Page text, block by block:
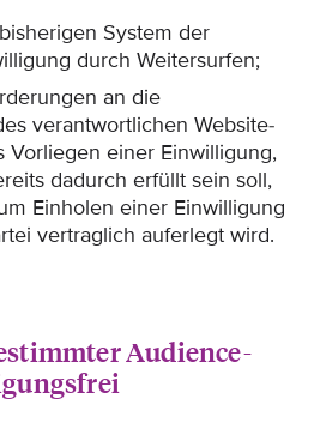
System der
durch Weitersurfen;
an die
verantwortlichen Website-
Vorliegen einer Einwilligung,
dadurch erfüllt sein soll,
Einholen einer Einwilligung
vertraglich auferlegt wird.
Audience-